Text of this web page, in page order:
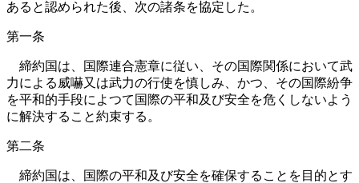
あると認められた後、次の諸条を協定した。
第一条
締約国は、国際連合憲章に従い、その国際関係において武
力による威嚇又は武力の行使を慎しみ、かつ、その国際紛争
を平和的手段によつて国際の平和及び安全を危くしないよう
に解決すること約束する。
第二条
締約国は、国際の平和及び安全を確保することを目的とす